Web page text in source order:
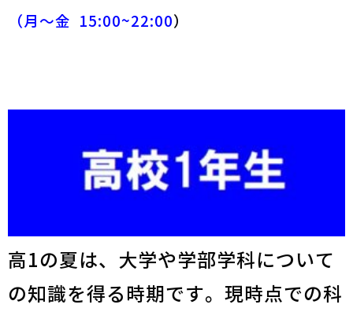
（月～金 15:00~22:00）
高1の夏は、大学や学部学科について
の知識を得る時期です。現時点での科